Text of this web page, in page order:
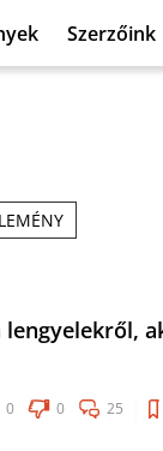
Szerzőink
0 0 25